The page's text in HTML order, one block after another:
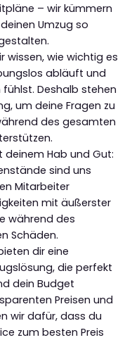
– wir kümmern
Umzug so
wissen, wie wichtig es
abläuft und
Deshalb stehen
um deine Fragen zu
des gesamten
Hab und Gut:
sind uns
Mitarbeiter
mit äußerster
während des
Schäden.
dir eine
die perfekt
dein Budget
Preisen und
wir dafür, dass du
zum besten Preis